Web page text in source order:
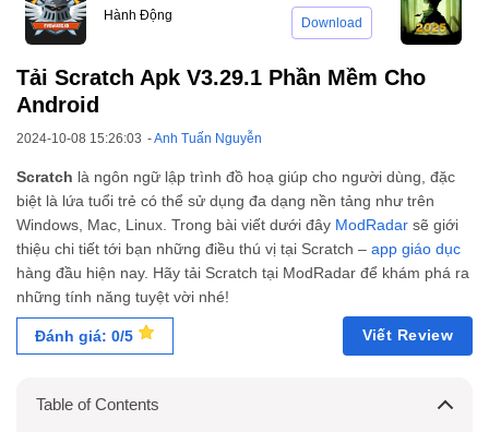
Hành Động Download
Tải Scratch Apk V3.29.1 Phần Mềm Cho
Android
2024-10-08 15:26:03 -Anh Tuấn Nguyễn
Scratch là ngôn ngữ lập trình đồ hoạ giúp cho người dùng, đặc
biệt là lứa tuổi trẻ có thể sử dụng đa dạng nền tảng như trên
Windows, Mac, Linux. Trong bài viết dưới đây ModRadar sẽ giới
thiệu chi tiết tới bạn những điều thú vị tại Scratch – app giáo dục
hàng đầu hiện nay. Hãy tải Scratch tại ModRadar để khám phá ra
những tính năng tuyệt vời nhé!
Đánh giá: 0/5 Viết Review
Table of Contents